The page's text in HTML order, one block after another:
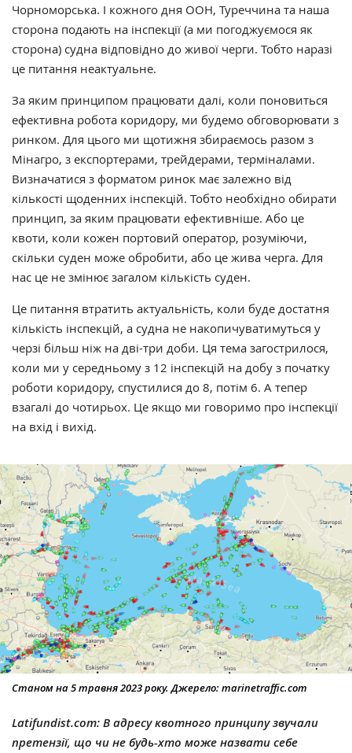
Чорноморська. І кожного дня ООН, Туреччина та наша
сторона подають на інспекції (а ми погоджуємося як
сторона) судна відповідно до живої черги. Тобто наразі
це питання неактуальне.
За яким принципом працювати далі, коли поновиться
ефективна робота коридору, ми будемо обговорювати з
ринком. Для цього ми щотижня збираємось разом з
Мінагро, з експортерами, трейдерами, терміналами.
Визначатися з форматом ринок має залежно від
кількості щоденних інспекцій. Тобто необхідно обирати
принцип, за яким працювати ефективніше. Або це
квоти, коли кожен портовий оператор, розуміючи,
скільки суден може обробити, або це жива черга. Для
нас це не змінює загалом кількість суден.
Це питання втратить актуальність, коли буде достатня
кількість інспекцій, а судна не накопичуватимуться у
черзі більш ніж на дві-три доби. Ця тема загострилося,
коли ми у середньому з 12 інспекцій на добу з початку
роботи коридору, спустилися до 8, потім 6. А тепер
взагалі до чотирьох. Це якщо ми говоримо про інспекції
на вхід і вихід.
Станом на 5 травня 2023 року. Джерело: marinetraffic.com
Latifundist.com:В адресу квотного принципу звучали
претензії, що чи не будь-хто може назвати себе